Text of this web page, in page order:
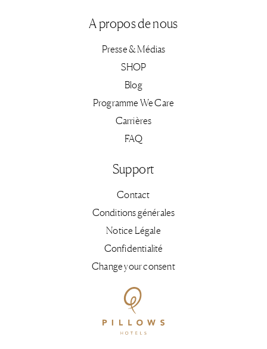
A propos de nous
Presse & Médias
SHOP
Blog
Programme We Care
Carrières
FAQ
Support
Contact
Conditions générales
Notice Légale
Confidentialité
Change your consent